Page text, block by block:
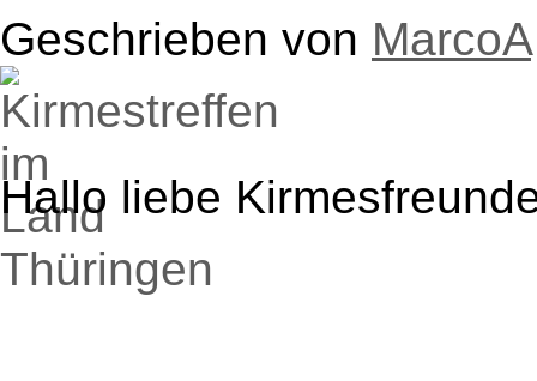
Geschrieben von MarcoA
Hallo liebe